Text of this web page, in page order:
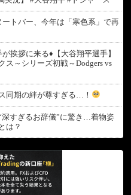
ートバー、今年は「寒色系」で再
挨拶に来る♦【大谷翔平選手】
ス～シリーズ初戦～Dodgers vs
同期の絆が尊すぎる…！
深すぎるお辞儀”に驚き…着物姿
は？